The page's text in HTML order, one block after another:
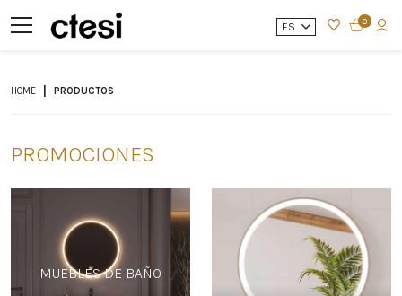
ES 0
HOME PRODUCTOS
PROMOCIONES
MUEBLES DE BAÑO -